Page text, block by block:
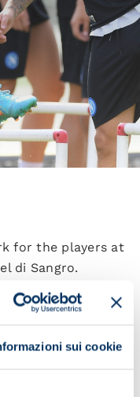
sui cookie
for the players at
di Sangro.
tennis and a